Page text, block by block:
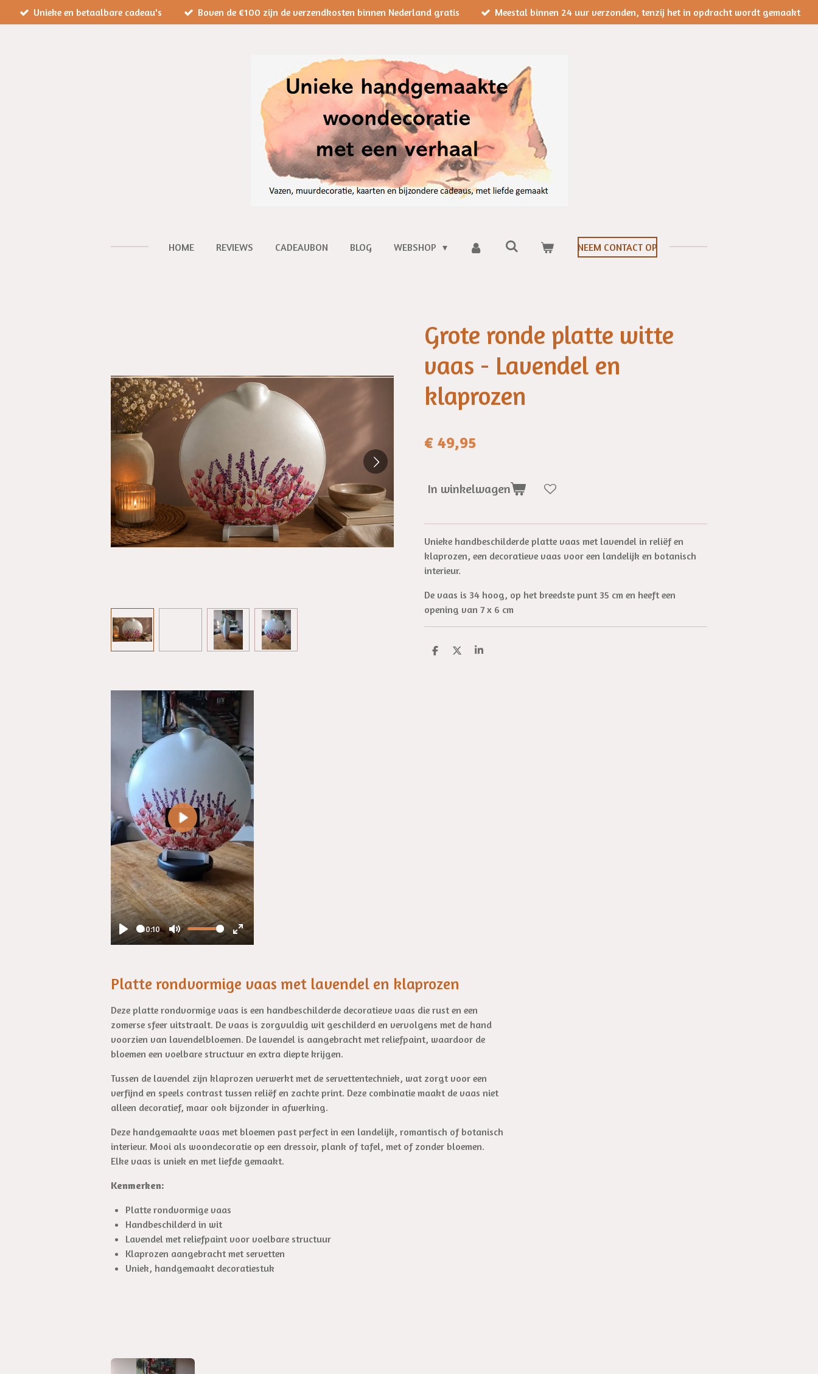
direct
Unieke en betaalbare cadeau's Boven de €100 zijn de verzendkosten binnen Nederland gratis Meestal binnen 24 uur verzonden, tenzij het in opdracht wordt gemaakt
HOME REVIEWS CADEAUBON BLOG WEBSHOP NEEM CONTACT OP
Grote ronde platte witte
vaas - Lavendel en
klaprozen
€ 49,95
In winkelwagen
Unieke handbeschilderde platte vaas met lavendel in reliëf en
klaprozen, een decoratieve vaas voor een landelijk en botanisch
interieur.
De vaas is 34 hoog, op het breedste punt 35 cm en heeft een
opening van 7 x 6 cm
D
D
S
P
y
00:10
M
e
E
e
f
u
l
s
c
e
P
l
a
y
Platte rondvormige vaas met lavendel en klaprozen
Deze platte rondvormige vaas is een handbeschilderde decoratieve vaas die rust en een
zomerse sfeer uitstraalt. De vaas is zorgvuldig wit geschilderd en vervolgens met de hand
voorzien van lavendelbloemen. De lavendel is aangebracht met reliefpaint, waardoor de
bloemen een voelbare structuur en extra diepte krijgen.
Tussen de lavendel zijn klaprozen verwerkt met de servettentechniek, wat zorgt voor een
verfijnd en speels contrast tussen reliëf en zachte print. Deze combinatie maakt de vaas niet
alleen decoratief, maar ook bijzonder in afwerking.
Deze handgemaakte vaas met bloemen past perfect in een landelijk, romantisch of botanisch
interieur. Mooi als woondecoratie op een dressoir, plank of tafel, met of zonder bloemen.
Elke vaas is uniek en met liefde gemaakt.
Kenmerken:
Platte rondvormige vaas
Handbeschilderd in wit
Lavendel met reliefpaint voor voelbare structuur
Klaprozen aangebracht met servetten
Uniek, handgemaakt decoratiestuk